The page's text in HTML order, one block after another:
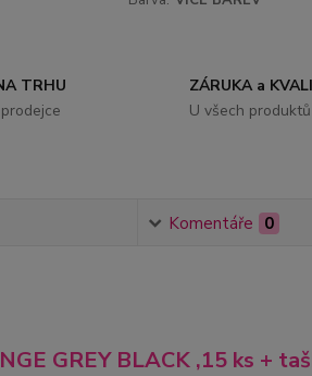
TRHU
ZÁRUKA a
U všech produktů
Komentáře 0
GREY BLACK ,15 ks +